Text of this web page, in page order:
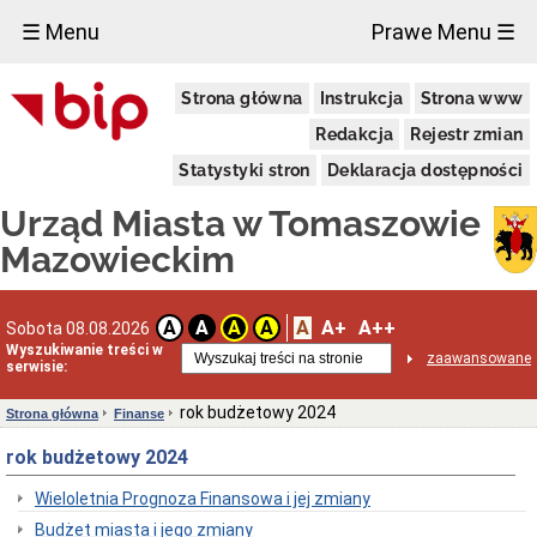
☰ Menu Prawe Menu ☰
Strona główna Instrukcja
Strona www
Redakcja
Rejestr zmian
Statystyki stron
Deklaracja dostępności
Urząd Miasta w Tomaszowie
Mazowieckim
Sobota 08.08.2026 A A A A A A+ A++
Wyszukiwanie treści w
serwisie:
zaawansowane
Miasto
Pieczęcie
Granice
miasta
Statut
Miasta
Władze
Miasta
Prezydent
zastępcy
Miejska
2024-
2029
Prezydium
Strona główna Finanse rok budżetowy 2024
rok budżetowy 2024
Wieloletnia Prognoza Finansowa i jej zmiany
Budżet miasta i jego zmiany
×